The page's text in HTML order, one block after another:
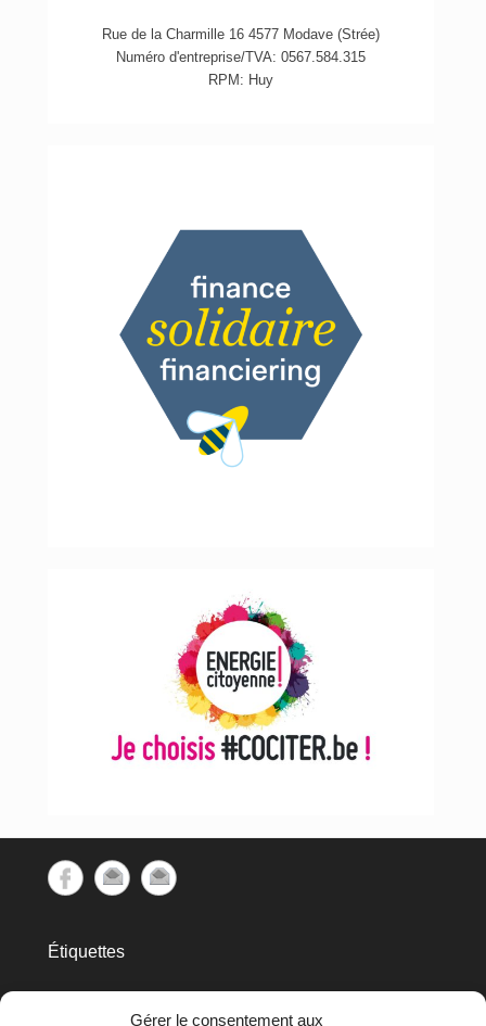
Gérer le consentement aux
Rue de la Charmille 16 4577 Modave (Strée)
Numéro d'entreprise/TVA: 0567.584.315
RPM: Huy
Étiquettes
cec